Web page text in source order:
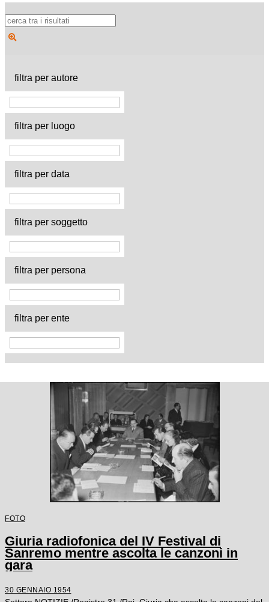
filtra per autore
filtra per luogo
filtra per data
filtra per soggetto
filtra per persona
filtra per ente
FOTO
Giuria radiofonica del IV Festival di
Sanremo mentre ascolta le canzoni in
gara
30 GENNAIO 1954